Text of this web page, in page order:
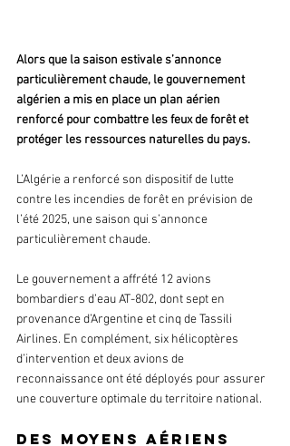
Alors que la saison estivale s’annonce
particulièrement chaude, le gouvernement
algérien a mis en place un plan aérien
renforcé pour combattre les feux de forêt et
protéger les ressources naturelles du pays.
L’Algérie a renforcé son dispositif de lutte
contre les incendies de forêt en prévision de
l’été 2025, une saison qui s’annonce
particulièrement chaude.
Le gouvernement a affrété 12 avions
bombardiers d’eau AT-802, dont sept en
provenance d’Argentine et cinq de Tassili
Airlines. En complément, six hélicoptères
d’intervention et deux avions de
reconnaissance ont été déployés pour assurer
une couverture optimale du territoire national.
Des moyens aériens